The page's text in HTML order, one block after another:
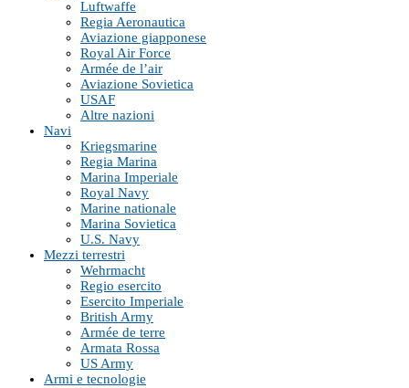
Luftwaffe
Regia Aeronautica
Aviazione giapponese
Royal Air Force
Armée de l’air
Aviazione Sovietica
USAF
Altre nazioni
Navi
Kriegsmarine
Regia Marina
Marina Imperiale
Royal Navy
Marine nationale
Marina Sovietica
U.S. Navy
Mezzi terrestri
Wehrmacht
Regio esercito
Esercito Imperiale
British Army
Armée de terre
Armata Rossa
US Army
Armi e tecnologie